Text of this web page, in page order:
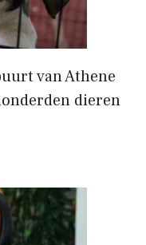
van Athene
dieren